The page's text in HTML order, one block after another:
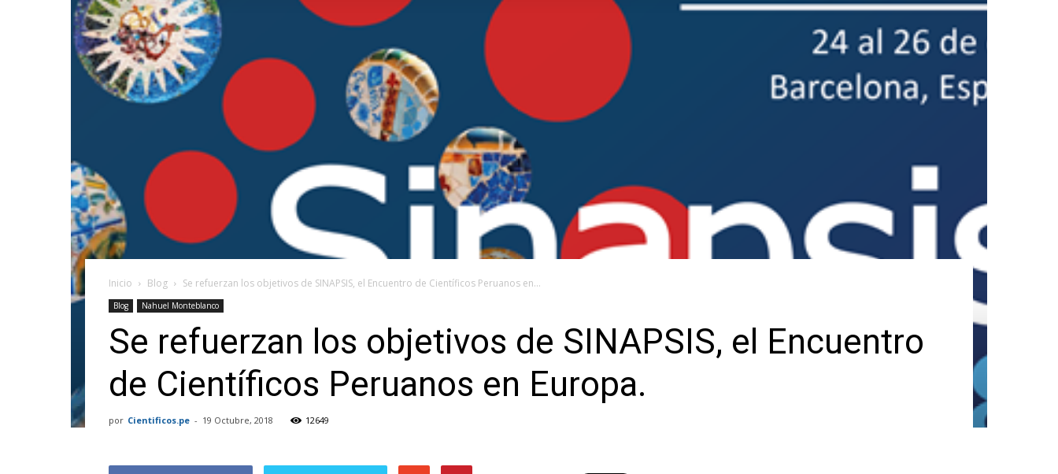
Inicio Blog Se refuerzan los objetivos de SINAPSIS, el Encuentro de Científicos Peruanos en...
Blog Nahuel Monteblanco
Se refuerzan los objetivos de SINAPSIS, el Encuentro
de Científicos Peruanos en Europa.
por Cientificos.pe - 19 Octubre, 2018 12649